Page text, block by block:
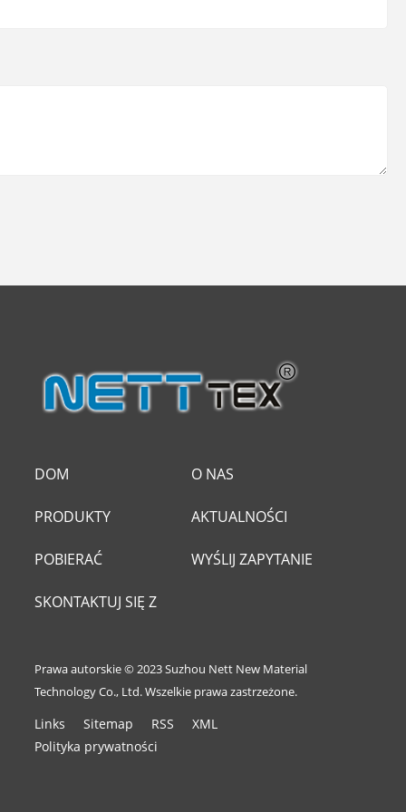
DOM O NAS
PRODUKTY AKTUALNOŚCI
POBIERAĆ WYŚLIJ ZAPYTANIE
SKONTAKTUJ SIĘ Z
Prawa autorskie © 2023 Suzhou Nett New Material
Technology Co., Ltd. Wszelkie prawa zastrzeżone.
Links Sitemap RSS
XML
Polityka prywatności